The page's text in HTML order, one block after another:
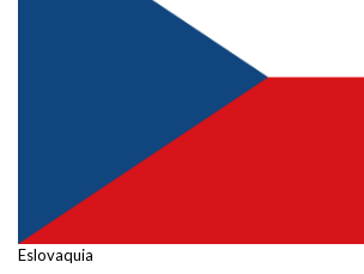
Eslovaquia